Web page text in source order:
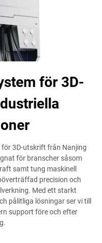
för 3D-
3D-utskrift från Nanjing
för branscher såsom
samt tung maskinell
precision och
Med ett starkt
pålitliga lösningar ser vi till
support före och efter